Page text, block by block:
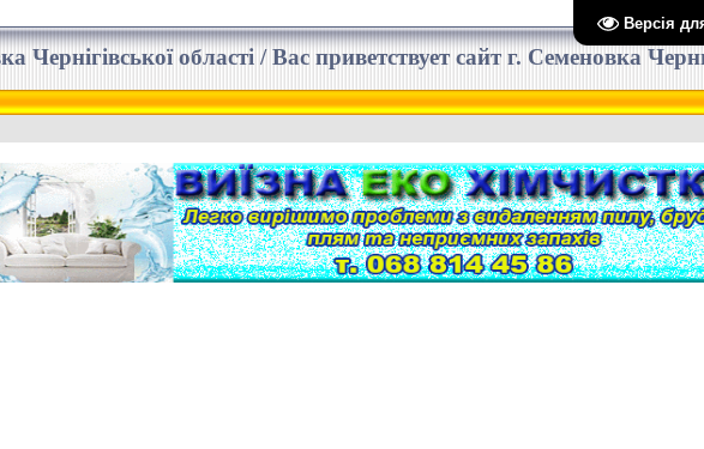
Версія
Чернігівської області / Вас приветствует сайт г. Семеновка